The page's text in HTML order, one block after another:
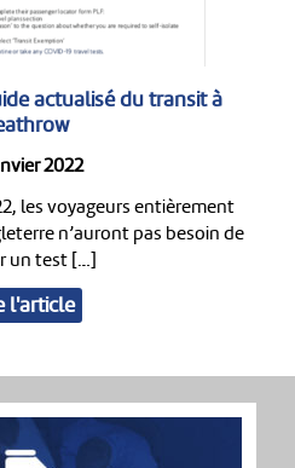
actualisé du transit à
2022
les voyageurs entièrement
n’auront pas besoin de
un test […]
l'article